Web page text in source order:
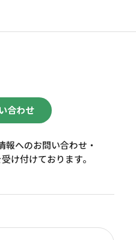
合わせ
報へのお問い合わせ・
け付けております。